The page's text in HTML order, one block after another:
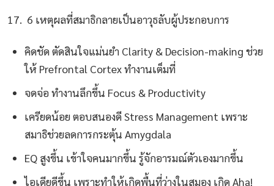
17. 6 เหตุผลที่สมาธิกลายเป็นอาวุธลับผู้ประกอบการ
คิดชัด ตัดสินใจแม่นยำ Clarity & Decision-making ช่วย
ให้ Prefrontal Cortex ทำงานเต็มที่
จดจ่อ ทำงานลึกขึ้น Focus & Productivity
เครียดน้อย ตอบสนองดี Stress Management เพราะ
สมาธิช่วยลดการกระตุ้น Amygdala
EQ สูงขึ้น เข้าใจคนมากขึ้น รู้จักอารมณ์ตัวเองมากขึ้น
ไอเดียดีขึ้น เพราะทำให้เกิดพื้นที่ว่างในสมอง เกิด Aha!